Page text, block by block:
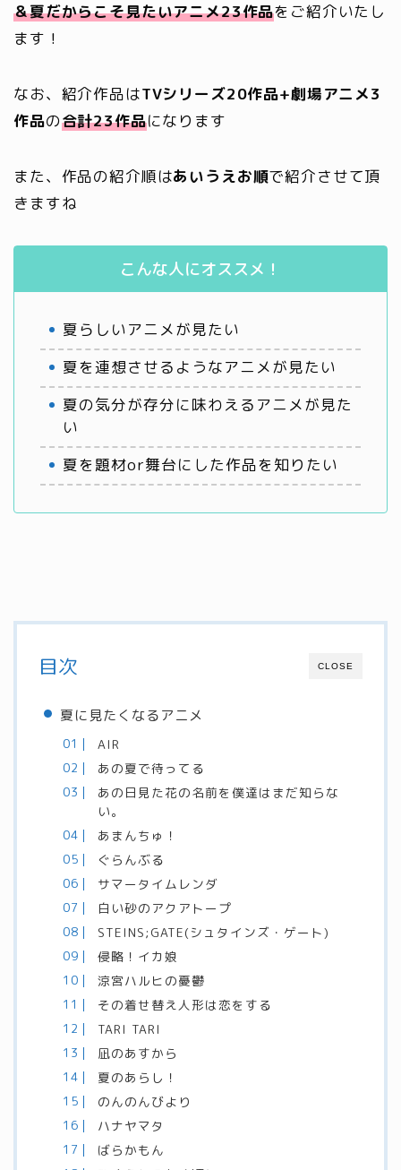
＆夏だからこそ見たいアニメ23作品をご紹介いたし
ます！
なお、紹介作品はTVシリーズ20作品+劇場アニメ3
作品の合計23作品になります
また、作品の紹介順はあいうえお順で紹介させて頂
きますね
こんな人にオススメ！
夏らしいアニメが見たい
夏を連想させるようなアニメが見たい
夏の気分が存分に味わえるアニメが見た
い
夏を題材or舞台にした作品を知りたい
CLOSE
目次
夏に見たくなるアニメ
AIR
あの夏で待ってる
あの日見た花の名前を僕達はまだ知らな
い。
あまんちゅ！
ぐらんぶる
サマータイムレンダ
白い砂のアクアトープ
STEINS;GATE(シュタインズ・ゲート)
侵略！イカ娘
涼宮ハルヒの憂鬱
その着せ替え人形は恋をする
TARI TARI
凪のあすから
夏のあらし！
のんのんびより
ハナヤマタ
ばらかもん